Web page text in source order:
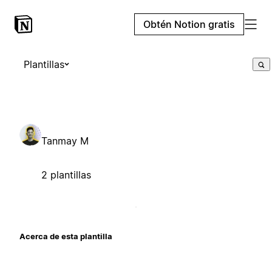
Obtén Notion gratis
Plantillas
Tanmay M
2 plantillas
Acerca de esta plantilla